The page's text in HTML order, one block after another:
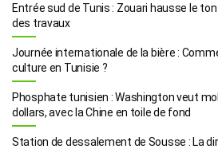
Entrée sud de Tunis : Zouari hausse le
des travaux
Journée internationale de la bière :
culture en Tunisie ?
Phosphate tunisien : Washington veut
dollars, avec la Chine en toile de fond
Station de dessalement de Sousse : La